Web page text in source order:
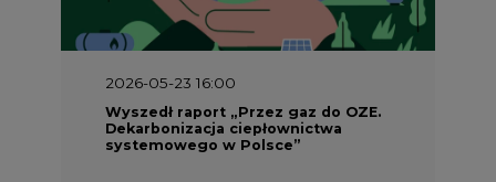
2026-05-23 16:00
Wyszedł raport „Przez gaz do OZE.
Dekarbonizacja ciepłownictwa
systemowego w Polsce”